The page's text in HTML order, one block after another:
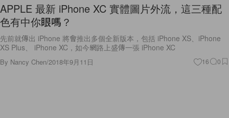
APPLE 最新 iPhone XC 實體圖片外流，這三種配
色有中你眼嗎？
先前就傳出 iPhone 將會推出多個全新版本，包括 iPhone XS、iPhone
XS Plus、 iPhone XC，如今網路上盛傳一張 iPhone XC
By Nancy Chen/2018年9月11日 16 0